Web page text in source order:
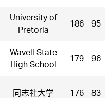
University of
Pretoria
186 95
Wavell State
High School
179 96
同志社大学 176 83